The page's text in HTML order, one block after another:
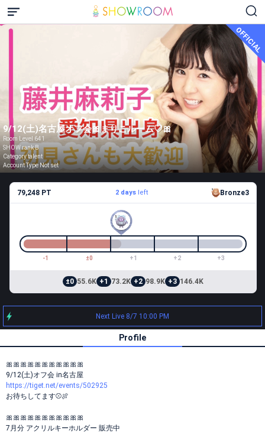
OFFICIAL
9/12(土)名古屋オフ会🎀まりこルーム♡🎀
Room Level 641
SHOW rank B
Category talent
Account Type Not set
79,248 PT 2 daysleft Bronze3
-1 ±0 +1 +2 +3
±0 55.6K +1 73.2K +2 98.9K +3 146.4K
Next Live 8/7 10:00 PM
Profile
🎀🎀🎀🎀🎀🎀🎀🎀🎀🎀🎀
9/12(土)オフ会 in名古屋
https://tiget.net/events/502925
お待ちしてます⚾️🍖
🎀🎀🎀🎀🎀🎀🎀🎀🎀🎀🎀
7月分 アクリルキーホルダー 販売中